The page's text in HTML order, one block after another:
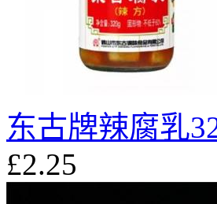
东古牌辣腐乳
£2.25